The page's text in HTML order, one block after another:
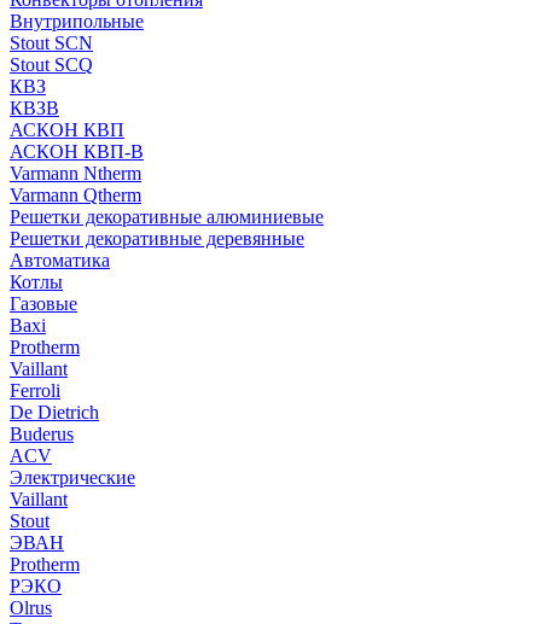
Внутрипольные
Stout SCN
Stout SCQ
КВЗ
КВЗВ
АСКОН КВП
АСКОН КВП-В
Varmann Ntherm
Varmann Qtherm
Решетки декоративные алюминиевые
Решетки декоративные деревянные
Автоматика
Котлы
Газовые
Baxi
Protherm
Vaillant
Ferroli
De Dietrich
Buderus
ACV
Электрические
Vaillant
Stout
ЭВАН
Protherm
РЭКО
Olrus